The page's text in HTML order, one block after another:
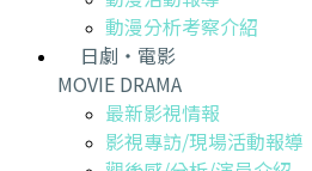
動漫分析考察介紹
日劇・電影
MOVIE DRAMA
最新影視情報
影視專訪/現場活動報導